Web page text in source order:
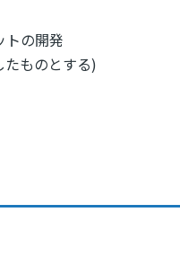
トの開発
ものとする)